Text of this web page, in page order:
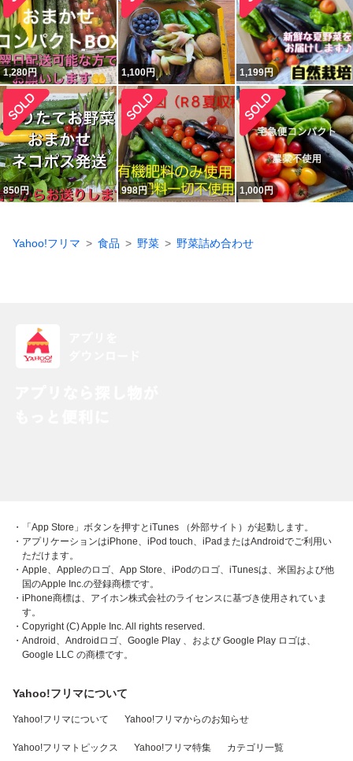
1,280円 1,100円 1,199円
850円 998円 1,000円
Yahoo!フリマ 食品 野菜 野菜詰め合わせ
・「App Store」ボタンを押すとiTunes （外部サイト）が起動します。
・アプリケーションはiPhone、iPod touch、iPadまたはAndroidでご利用い
ただけます。
・Apple、Appleのロゴ、App Store、iPodのロゴ、iTunesは、米国および他
国のApple Inc.の登録商標です。
・iPhone商標は、アイホン株式会社のライセンスに基づき使用されていま
す。
・Copyright (C) Apple Inc. All rights reserved.
・Android、Androidロゴ、Google Play 、および Google Play ロゴは、
Google LLC の商標です。
Yahoo!フリマについて
Yahoo!フリマについて Yahoo!フリマからのお知らせ
Yahoo!フリマトピックス Yahoo!フリマ特集 カテゴリ一覧